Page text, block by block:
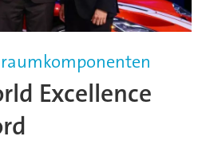
Excellence